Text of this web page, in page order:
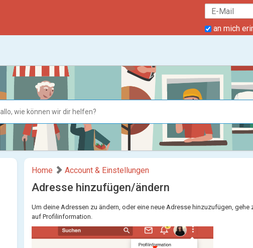
an mich
Home Account & Einstellungen
Adresse hinzufügen/ändern
Um deine Adressen zu ändern, oder eine neue Adresse hinzuzufügen,
auf Profilinformation.